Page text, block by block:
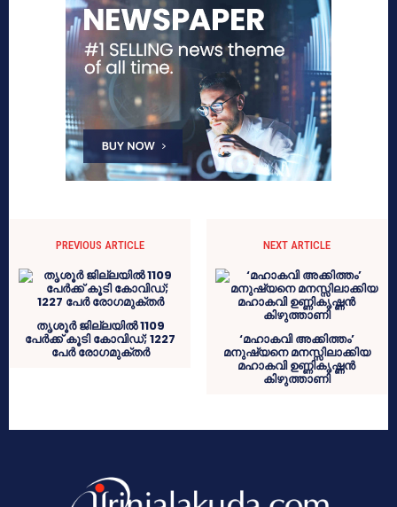
PREVIOUS ARTICLE
തൃശൂർ ജില്ലയിൽ 1109
പേർക്ക് കൂടി കോവിഡ്; 1227
പേർ രോഗമുക്തർ
NEXT ARTICLE
‘മഹാകവി അക്കിത്തം’
മനുഷ്യനെ മനസ്സിലാക്കിയ
മഹാകവി ഉണ്ണികൃഷ്ണന്‍
കിഴുത്താണി